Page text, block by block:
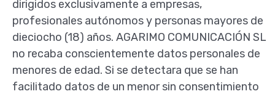
dirigidos exclusivamente a empresas,
profesionales autónomos y personas mayores de
dieciocho (18) años. AGARIMO COMUNICACIÓN SL
no recaba conscientemente datos personales de
menores de edad. Si se detectara que se han
facilitado datos de un menor sin consentimiento